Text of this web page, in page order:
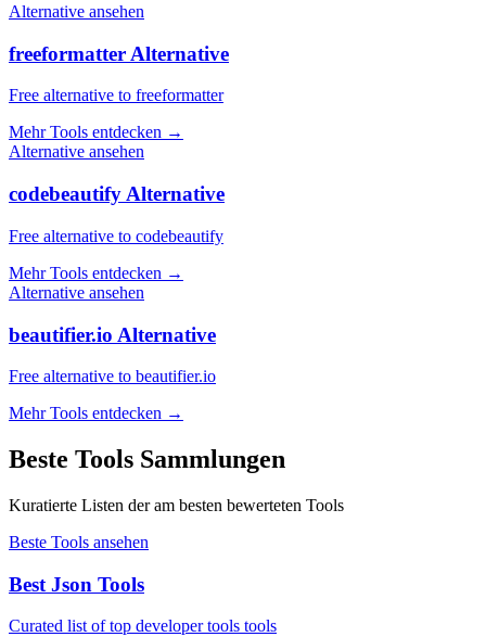
Alternative ansehen
freeformatter Alternative
Free alternative to freeformatter
Mehr Tools entdecken →
Alternative ansehen
codebeautify Alternative
Free alternative to codebeautify
Mehr Tools entdecken →
Alternative ansehen
beautifier.io Alternative
Free alternative to beautifier.io
Mehr Tools entdecken →
Beste Tools Sammlungen
Kuratierte Listen der am besten bewerteten Tools
Beste Tools ansehen
Best Json Tools
Curated list of top developer tools tools